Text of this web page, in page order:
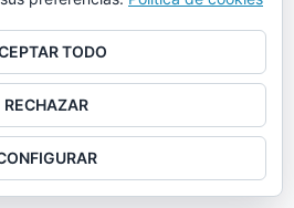
AULA MENTOR CASARICHE
TODO
RECHAZAR